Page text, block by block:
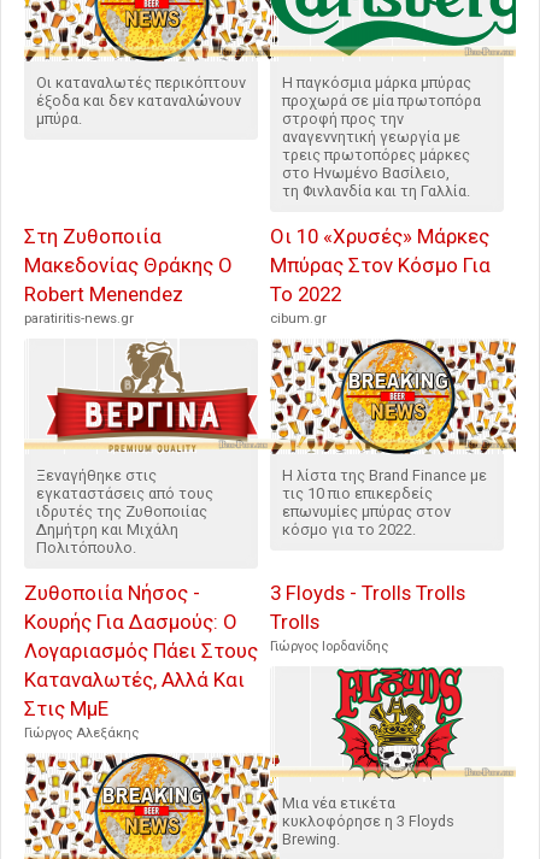
Οι καταναλωτές περικόπτουν
έξοδα και δεν καταναλώνουν
μπύρα.
Η παγκόσμια μάρκα μπύρας
προχωρά σε μία πρωτοπόρα
στροφή προς την
αναγεννητική γεωργία με
τρεις πρωτοπόρες μάρκες
στο Ηνωμένο Βασίλειο,
τη Φινλανδία και τη Γαλλία.
Στη Ζυθοποιία
Μακεδονίας Θράκης Ο
Robert Menendez
paratiritis-news.gr
Ξεναγήθηκε στις
εγκαταστάσεις από τους
ιδρυτές της Ζυθοποιίας
Δημήτρη και Μιχάλη
Πολιτόπουλο.
Οι 10 «Χρυσές» Μάρκες
Μπύρας Στον Κόσμο Για
Το 2022
cibum.gr
H λίστα της Brand Finance με
τις 10 πιο επικερδείς
επωνυμίες μπύρας στον
κόσμο για το 2022.
Ζυθοποιία Νήσος -
Κουρής Για Δασμούς: Ο
Λογαριασμός Πάει Στους
Καταναλωτές, Αλλά Και
Στις ΜμΕ
Γιώργος Αλεξάκης
3 Floyds - Trolls Trolls
Trolls
Γιώργος Ιορδανίδης
Μια νέα ετικέτα
κυκλοφόρησε η 3 Floyds
Brewing.